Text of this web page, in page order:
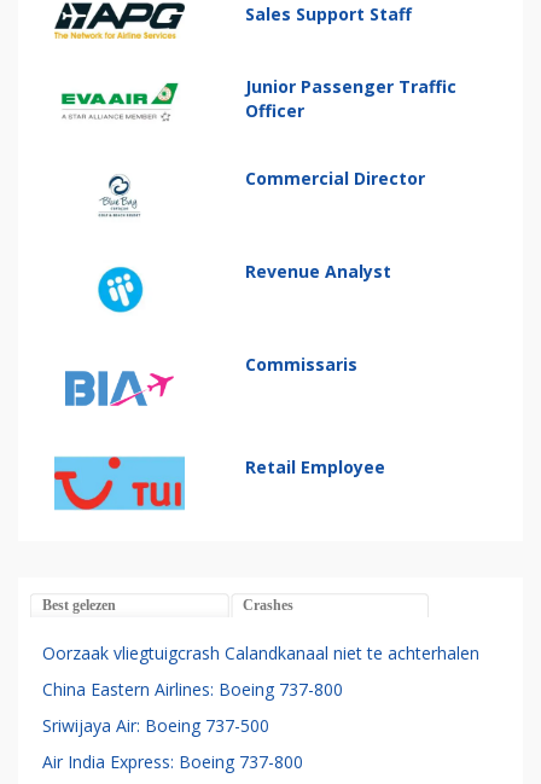
Sales Support Staff
Junior Passenger Traffic
Officer
Commercial Director
Revenue Analyst
Commissaris
Retail Employee
Best gelezen Crashes
Oorzaak vliegtuigcrash Calandkanaal niet te achterhalen
China Eastern Airlines: Boeing 737-800
Sriwijaya Air: Boeing 737-500
Air India Express: Boeing 737-800